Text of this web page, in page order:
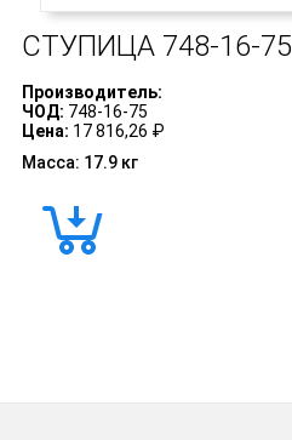
СТУПИЦА748-16-75
Производитель:
ЧОД: 748-16-75
Цена: 17 816,26 ₽
Масса: 17.9 кг